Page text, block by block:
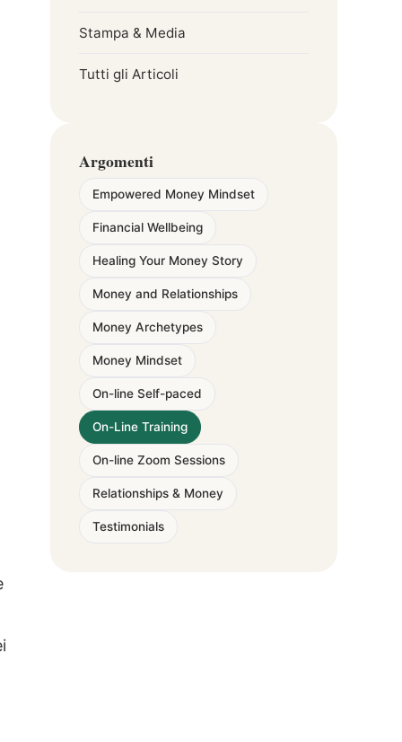
Stampa & Media
Tutti gli Articoli
Argomenti
Empowered Money Mindset
Financial Wellbeing
Healing Your Money Story
Money and Relationships
Money Archetypes
Money Mindset
On-line Self-paced
On-Line Training
On-line Zoom Sessions
Relationships & Money
Testimonials